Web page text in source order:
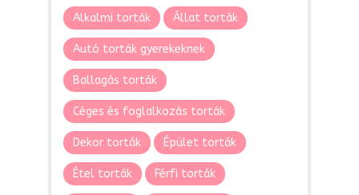
Alkalmi torták Állat torták
Autó torták gyerekeknek
Ballagás torták
Céges és foglalkozás torták
Dekor torták Épület torták
Étel torták Férfi torták